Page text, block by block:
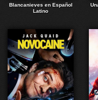
Blancanieves en Español
Latino